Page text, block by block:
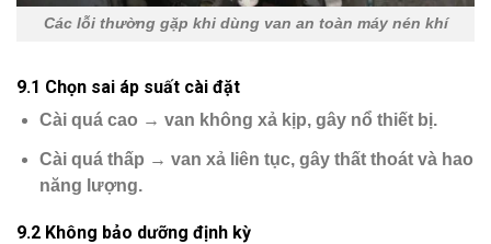
Các lỗi thường gặp khi dùng van an toàn máy nén khí
9.1 Chọn sai áp suất cài đặt
Cài quá cao → van không xả kịp, gây nổ thiết bị.
Cài quá thấp → van xả liên tục, gây thất thoát và hao
năng lượng.
9.2 Không bảo dưỡng định kỳ